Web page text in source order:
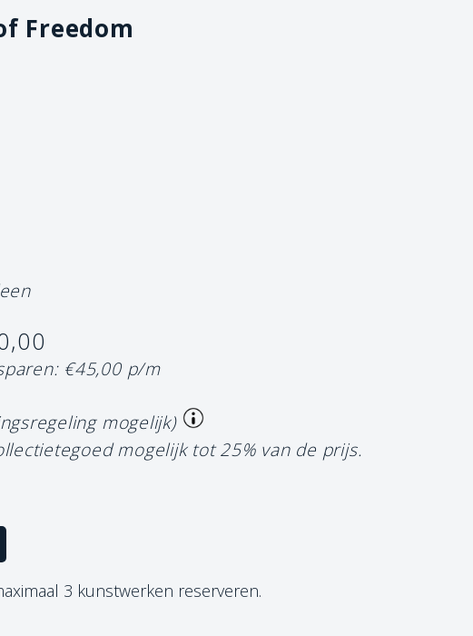
Freedom
€45,00 p/m
mogelijk)
mogelijk tot 25% van de prijs.
3 kunstwerken reserveren.